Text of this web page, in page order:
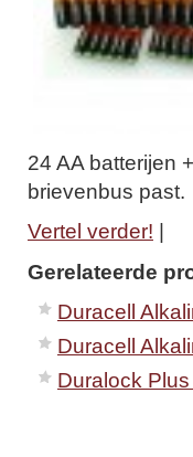
24 AA batterijen
brievenbus past.
Vertel verder! |
Gerelateerde
Duracell
Duracell
Duralock